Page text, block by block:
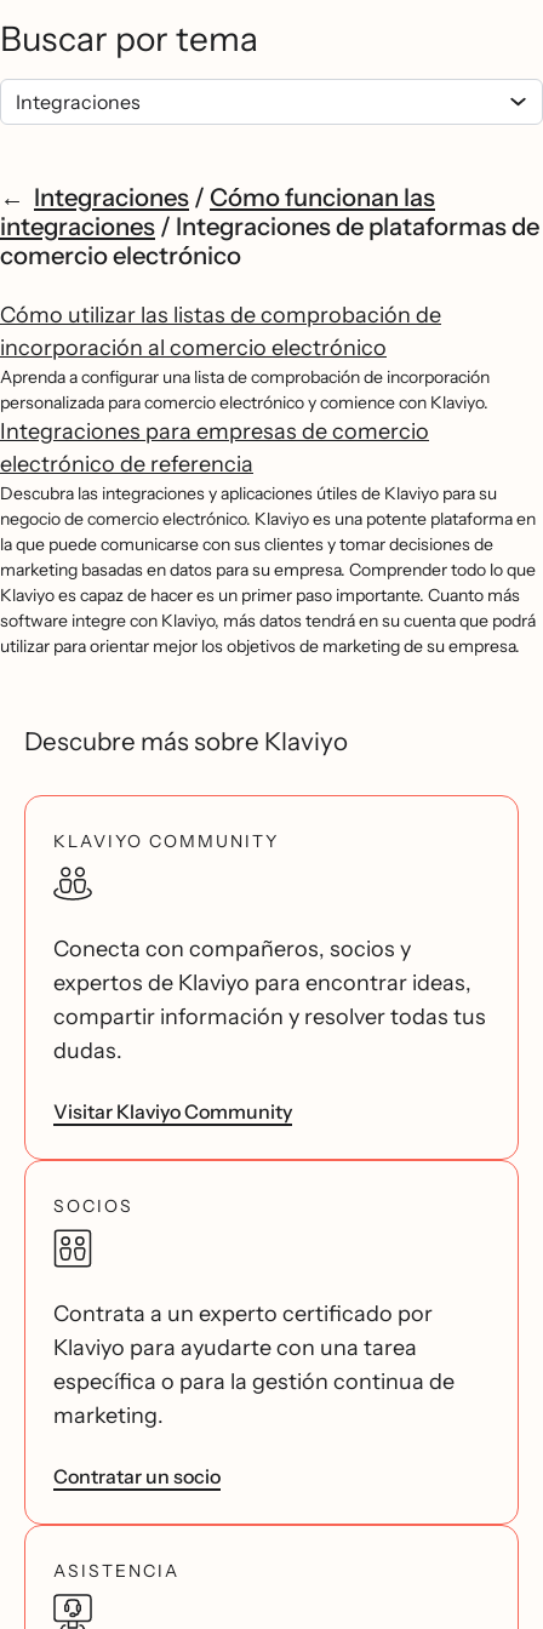
Buscar por tema
Integraciones / Cómo funcionan las
integraciones / Integraciones de plataformas de
comercio electrónico
Cómo utilizar las listas de comprobación de
incorporación al comercio electrónico
Aprenda a configurar una lista de comprobación de incorporación
personalizada para comercio electrónico y comience con Klaviyo.
Integraciones para empresas de comercio
electrónico de referencia
Descubra las integraciones y aplicaciones útiles de Klaviyo para su
negocio de comercio electrónico. Klaviyo es una potente plataforma en
la que puede comunicarse con sus clientes y tomar decisiones de
marketing basadas en datos para su empresa. Comprender todo lo que
Klaviyo es capaz de hacer es un primer paso importante. Cuanto más
software integre con Klaviyo, más datos tendrá en su cuenta que podrá
utilizar para orientar mejor los objetivos de marketing de su empresa.
Descubre más sobre Klaviyo
KLAVIYO COMMUNITY
Conecta con compañeros, socios y
expertos de Klaviyo para encontrar ideas,
compartir información y resolver todas tus
dudas.
Visitar Klaviyo Community
SOCIOS
Contrata a un experto certificado por
Klaviyo para ayudarte con una tarea
específica o para la gestión continua de
marketing.
Contratar un socio
ASISTENCIA